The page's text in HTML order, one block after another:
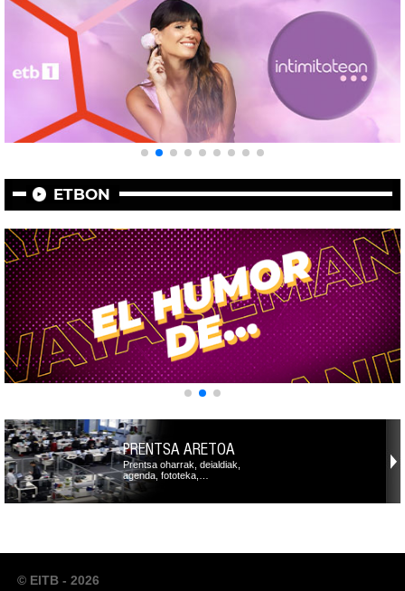
ETBON
PRENTSA ARETOA
Prentsa oharrak, deialdiak,
agenda, fototeka,…
© EITB - 2026